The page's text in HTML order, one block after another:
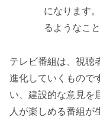
になります
るようなこ
テレビ番組は、視聴
進化していくもので
い、建設的な意見を
人が楽しめる番組が